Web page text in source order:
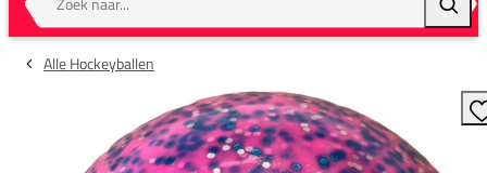
Alle Hockeyballen